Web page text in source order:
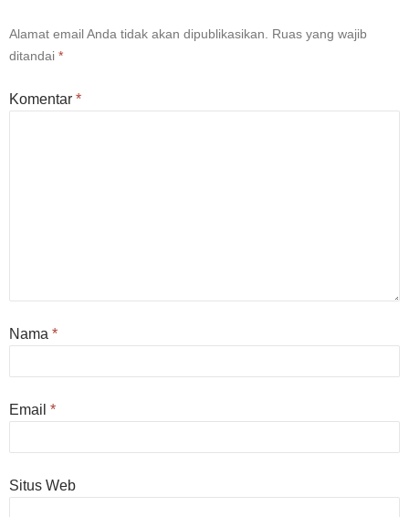
Alamat email Anda tidak akan dipublikasikan.
Ruas yang wajib
ditandai *
Komentar *
Nama *
Email *
Situs Web